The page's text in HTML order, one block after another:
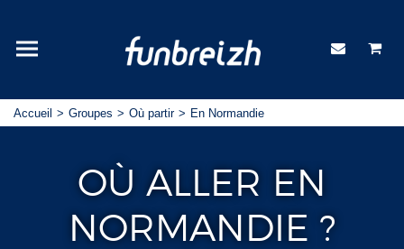
Accueil Groupes Où partir En Normandie
OÙ ALLER EN
NORMANDIE ?